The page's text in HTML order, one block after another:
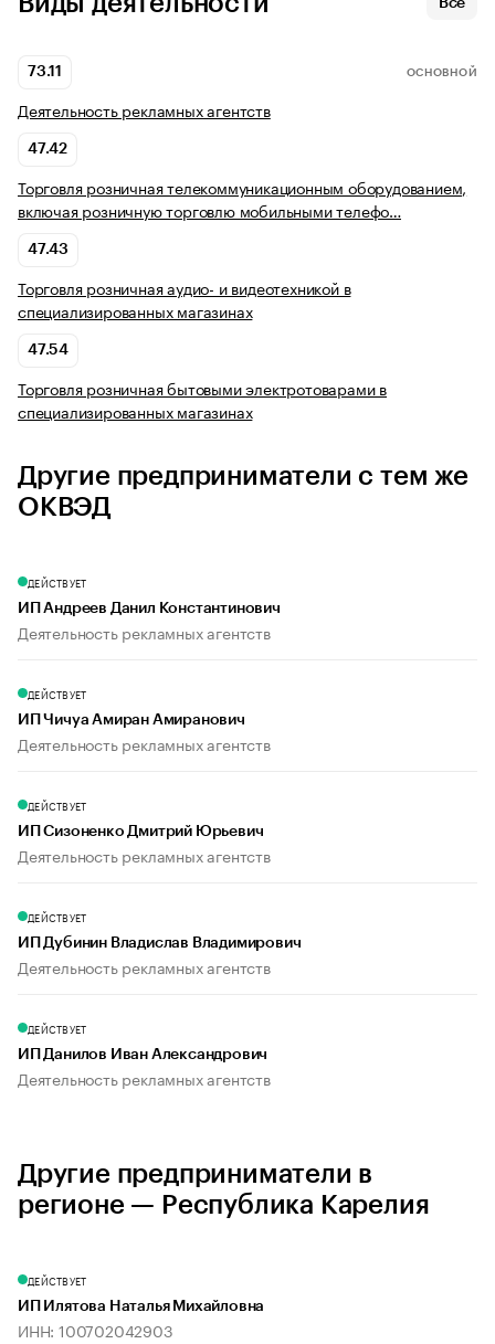
Все
73.11 ОСНОВНОЙ
Деятельность рекламных агентств
47.42
Торговля розничная телекоммуникационным оборудованием,
включая розничную торговлю мобильными телефо…
47.43
Торговля розничная аудио- и видеотехникой в
специализированных магазинах
47.54
Торговля розничная бытовыми электротоварами в
специализированных магазинах
Другие предприниматели с тем же
ОКВЭД
ДЕЙСТВУЕТ
ИП Андреев Данил Константинович
Деятельность рекламных агентств
ДЕЙСТВУЕТ
ИП Чичуа Амиран Амиранович
Деятельность рекламных агентств
ДЕЙСТВУЕТ
ИП Сизоненко Дмитрий Юрьевич
Деятельность рекламных агентств
ДЕЙСТВУЕТ
ИП Дубинин Владислав Владимирович
Деятельность рекламных агентств
ДЕЙСТВУЕТ
ИП Данилов Иван Александрович
Деятельность рекламных агентств
Другие предприниматели в
регионе — Республика Карелия
ДЕЙСТВУЕТ
ИП Илятова Наталья Михайловна
ИНН: 100702042903